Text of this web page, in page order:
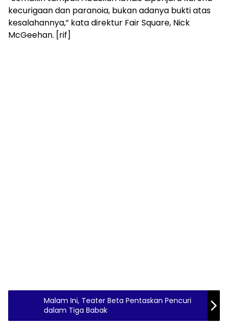
kecurigaan dan paranoia, bukan adanya bukti atas
kesalahannya,” kata direktur Fair Square, Nick
McGeehan. [rif]
Malam Ini, Teater Beta Pentaskan Pencuri
dalam Tiga Babak